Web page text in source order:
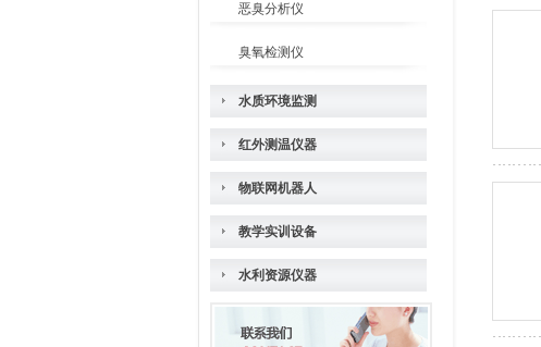
恶臭分析仪
臭氧检测仪
水质环境监测
红外测温仪器
物联网机器人
教学实训设备
水利资源仪器